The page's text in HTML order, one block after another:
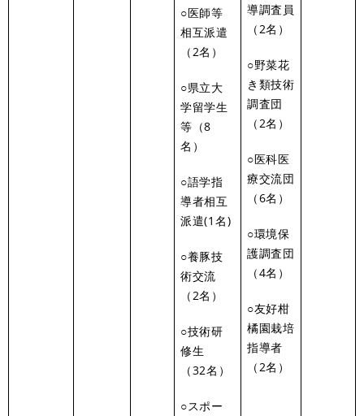
○医師等
相互派遣
（2名）
○県立大
学留学生
等（8
名）
○語学指
導者相互
派遣(1名)
○養豚技
術交流
（2名）
○技術研
修生
（32名）
○スポー
導調査員
（2名）
○野菜花
き類技術
調査団
（2名）
○医科医
療交流団
（6名）
○環境保
護調査団
（4名）
○友好柑
橘園栽培
指導者
（2名）